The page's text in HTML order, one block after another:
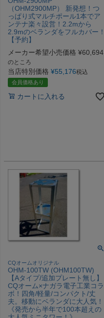
（OHM2900MP） 新発想！つ
っぱり式マルチポール1本でア
ンテナ楽々設営！2.2mから
2.9mのベランダをフルカバー！
【予約】
メーカー希望小売価格 ¥60,694
のところ
当店特別価格 ¥55,176税込
会員価格あり
カートに入れる
CQオームオリジナル
OHM-100TW (OHM100TW)
【Aタイプ/追加プレート無し】
CQオーム×ナガラ電子工業コラ
ボ！四角/軽量/コンパクト/丈
夫。移動にベランダに大人気！
《発売から半年で100本超えの